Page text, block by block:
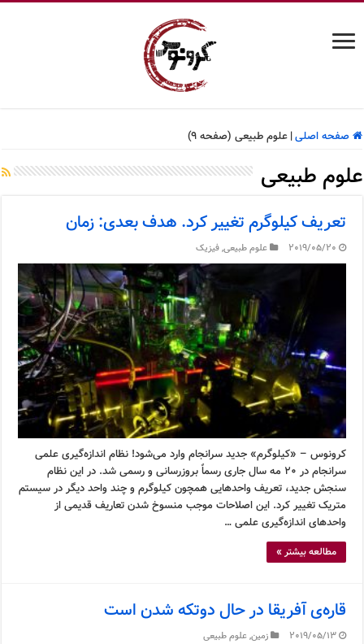
صفحه اصلی| علوم طبیعی (صفحه 9)
علوم طبیعی
تعریف کیلوگرم تغییر کرد. هدف بعدی: زمان
2019/05/20 علوم طبیعی,فیزیک
کرونوس – «کیلوگرم» جدید سرانجام وارد می‌شود! نظام اندازه‌گیری علمی
سرانجام در ۲۰ مه سال جاری رسماً بروزرسانی و رسمی شد. در این نظام
سنجش جدید، تعریف واحدهایی همچون کیلوگرم و چند واحد دیگر در سیستم
متریک تغییر کرد. این اصلاحات موجب منسوخ شدن تعاریف قدیمی از
واحدهای اندازه‌گیری علمی …
مطالعه بیشتر »
قاره‌ی آفریقا در حال دوتکه شدن است
2019/05/13 زمین,علوم طبیعی